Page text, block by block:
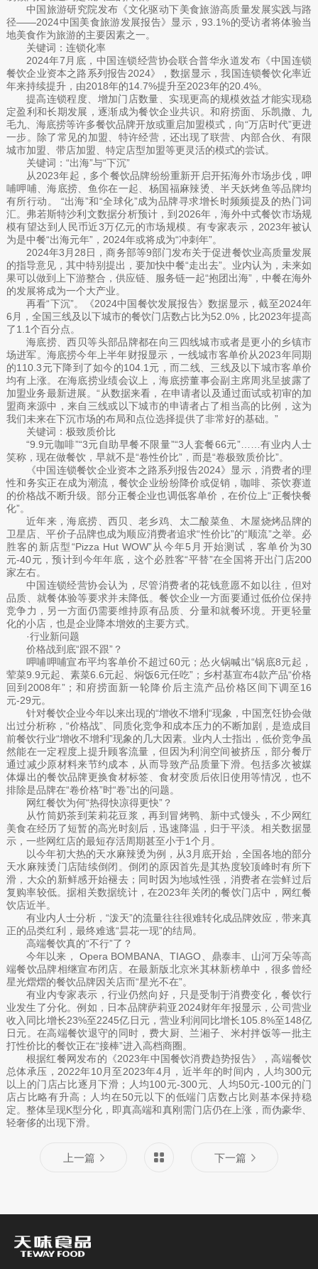
中国旅游研究院发布《文化驱动下美食旅游高质量发展实践与路
径——2024中国美食旅游发展报告》显示，93.1%的受访者将体验当
地美食作为旅游的主要因素之一。
关键词：连锁化率
2024年7月底，中国连锁经营协会联合普华永道发布《中国连锁
餐饮企业资本之路系列报告2024》，数据显示，我国连锁餐饮化率近
年来持续提升，由2018年的14.7%提升至2023年的20.4%。
提高连锁程度、增加门店数量、实现更高的规模效益才能实现稳
定盈利和长期发展，逐渐成为餐饮企业共识。和府捞面、乐凯撒、九
毛九、海底捞等许多餐饮品牌开放或重启加盟模式，向“万店时代”更进
一步。除了常见的加盟、特许经营，还出现了联营、内部合伙、有限
城市加盟、带店加盟、特定店型加盟等更灵活的模式的尝试。
关键词：“出海”与“下沉”
从2023年起，多个餐饮品牌纷纷重新开启开拓海外市场步伐，呷
哺呷哺、海底捞、鱼你在一起、杨国福麻辣烫、半天妖烤鱼等品牌均
有所行动。 “出海”和“全球化”成为品牌寻求增长时频频提及的热门词
汇。弗若斯特沙利文数据分析预计，到2026年，海外中式餐饮市场规
模有望达到人民币近3万亿元的市场规模。有专家表示，2023年被认
为是中餐“出海元年”，2024年或将成为“冲刺年”。
2024年3月28日，商务部等9部门发布关于促进餐饮业高质量发展
的指导意见，其中特别提出，要加快中餐“走出去”。业内认为，未来如
果可以做到上下游整合，供应链、服务链一起“抱团出海”，中餐在海外
的发展将成为一个大产业。
再看“下沉”。《2024中国餐饮发展报告》数据显示，截至2024年
6月，全国三线及以下城市的餐饮门店数占比为52.0%，比2023年提高
了1.1个百分点。
海底捞、西贝等头部品牌都在向三四线城市或者是更小的乡镇市
场进军。海底捞今年上半年财报显示，一线城市客单价从2023年同期
的110.3元下降到了如今的104.1元，而二线、三线及以下城市客单价
均有上涨。在海底捞业绩会议上，海底捞董事会副主席周兆呈披露了
加盟业务最新进展。“从数据来看，在申请者以及通过面试或初审的加
盟商来源中，来自三线或以下城市的申请者占了相当高的比例，这为
我们未来在下沉市场的布局和点位选择提供了非常好的基础。”
关键词：极致质价比
“9.9元咖啡”“3元自助早餐不限量”“3人套餐66元”……有业内人士
笑称，现在做餐饮，早就不是“卷性价比”，而是“卷极致质价比”。
《中国连锁餐饮企业资本之路系列报告2024》显示，消费者的理
性和务实正在成为潮流，餐饮企业纷纷降价或促销，咖啡、茶饮赛道
的价格战不断升级。部分正餐企业也调低客单价，在价位上“正餐快餐
化”。
近年来，海底捞、西贝、老乡鸡、太二酸菜鱼、木屋烧烤品牌的
卫星店、平价子品牌也成为顺应消费者追求“性价比”的“顺流”之举。必
胜客的新店型“Pizza Hut WOW”从今年5月开始测试，客单价为30
元-40元，预计到今年年底，这个必胜客“平替”在全国将开出门店200
家左右。
中国连锁经营协会认为，尽管消费者的花钱意愿不如以往，但对
品质、就餐体验等要求并未降低。餐饮企业一方面要通过低价位保持
竞争力，另一方面仍需要维持原有品质、分量和就餐环境。开更轻量
化的小店，也是企业降本增效的主要方式。
·行业新问题
价格战到底“跟不跟”？
呷哺呷哺宣布平均客单价不超过60元；怂火锅喊出“锅底8元起，
荤菜9.9元起、素菜6.6元起、焖饭6元任吃”；乡村基宣布4款产品“价格
回到2008年”；和府捞面新一轮降价后主流产品价格区间下调至16
元-29元。
针对餐饮企业今年以来出现的“增收不增利“现象，中国烹饪协会做
出过分析称，“价格战”、同质化竞争和成本压力的不断加剧，是造成目
前餐饮行业“增收不增利”现象的几大因素。业内人士指出，低价竞争虽
然能在一定程度上提升顾客流量，但因为利润空间被挤压，部分餐厅
通过减少原材料来节约成本，从而导致产品质量下滑。包括多次被媒
体爆出的餐饮品牌更换食材标签、食材变质后依旧使用等情况，也不
排除是品牌在“卷价格”时“卷”出的问题。
网红餐饮为何“热得快凉得更快”？
从竹筒奶茶到茉莉花豆浆，再到冒烤鸭、新中式馒头，不少网红
美食在经历了短暂的高光时刻后，迅速降温，归于平淡。相关数据显
示，一些网红店的最短存活周期甚至小于1个月。
以今年初大热的天水麻辣烫为例，从3月底开始，全国各地的部分
天水麻辣烫门店陆续倒闭。倒闭的原因首先是其热度较顶峰时有所下
滑，大众的新鲜感开始褪去；同时因为地域性强，消费者在尝鲜过后
复购率较低。据相关数据统计，在2023年关闭的餐饮门店中，网红餐
饮店近半。
有业内人士分析，“泼天”的流量往往很难转化成品牌效应，带来真
正的品类红利，最终难逃“昙花一现”的结局。
高端餐饮真的“不行”了？
今年以来， Opera BOMBANA、TIAGO、鼎泰丰、山河万朵等高
端餐饮品牌相继宣布闭店。在最新版北京米其林新榜单中，很多曾经
星光熠熠的餐饮品牌因关店而“星光不在”。
有业内专家表示，行业仍然向好，只是受制于消费变化，餐饮行
业发生了分化。例如，日本品牌萨莉亚2024财年年报显示，公司营业
收入同比增长23%至2245亿日元，营业利润同比增长105.8%至148亿
日元。在高端餐饮退守的同时，费大厨、兰湘子、米村拌饭等一批主
打性价比的餐饮正在“接棒”进入高档商圈。
根据红餐网发布的《2023年中国餐饮消费趋势报告》，高端餐饮
总体承压，2022年10月至2023年4月，近半年的时间内，人均300元
以上的门店占比逐月下滑；人均100元-300元、人均50元-100元的门
店占比略有升高；人均在50元以下的低端门店数占比则基本保持稳
定。整体呈现K型分化，即真高端和真刚需门店仍在上涨，而伪豪华、
轻奢侈的出现下滑。
上一篇 下一篇